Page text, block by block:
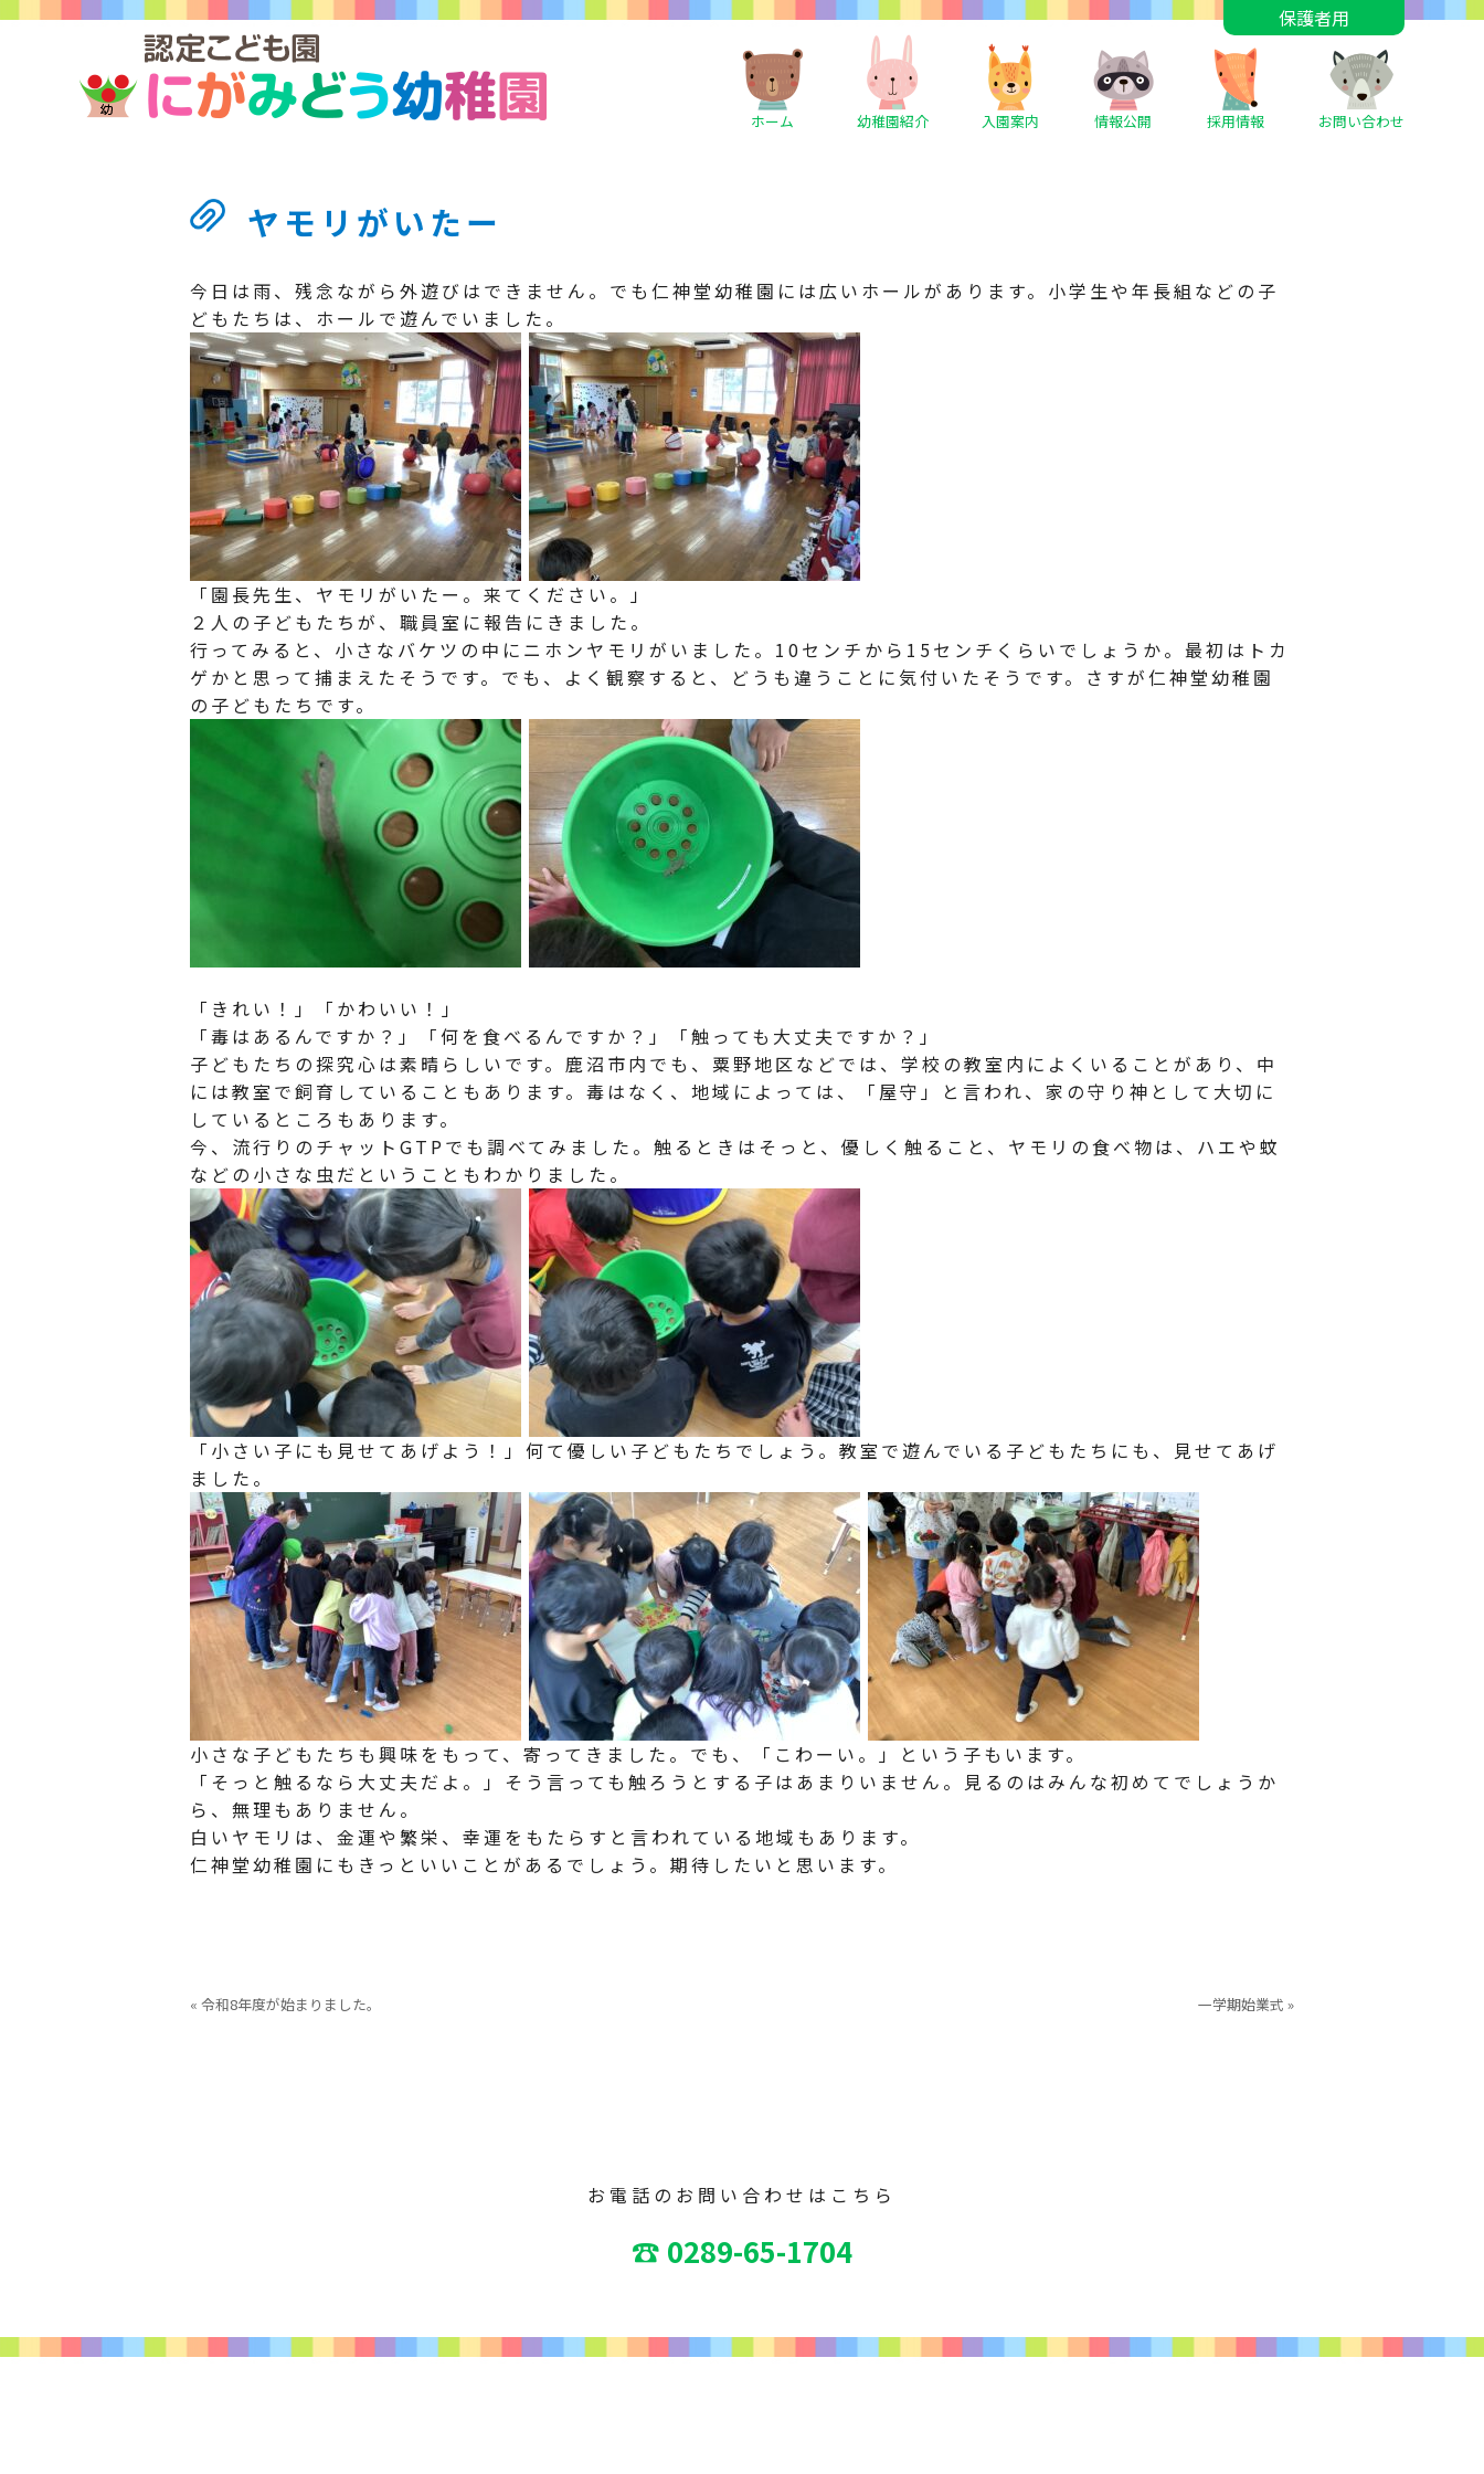
ホーム 幼稚園紹介 入園案内 情報公開 採用情報 お問い合わせ
保護者用
ヤモリがいたー
今日は雨、残念ながら外遊びはできません。でも仁神堂幼稚園には広いホールがあります。小学生や年長組などの子
どもたちは、ホールで遊んでいました。
「園長先生、ヤモリがいたー。来てください。」
２人の子どもたちが、職員室に報告にきました。
行ってみると、小さなバケツの中にニホンヤモリがいました。10センチから15センチくらいでしょうか。最初はトカ
ゲかと思って捕まえたそうです。でも、よく観察すると、どうも違うことに気付いたそうです。さすが仁神堂幼稚園
の子どもたちです。
「きれい！」「かわいい！」
「毒はあるんですか？」「何を食べるんですか？」「触っても大丈夫ですか？」
子どもたちの探究心は素晴らしいです。鹿沼市内でも、粟野地区などでは、学校の教室内によくいることがあり、中
には教室で飼育していることもあります。毒はなく、地域によっては、「屋守」と言われ、家の守り神として大切に
しているところもあります。
今、流行りのチャットGTPでも調べてみました。触るときはそっと、優しく触ること、ヤモリの食べ物は、ハエや蚊
などの小さな虫だということもわかりました。
「小さい子にも見せてあげよう！」何て優しい子どもたちでしょう。教室で遊んでいる子どもたちにも、見せてあげ
ました。
小さな子どもたちも興味をもって、寄ってきました。でも、「こわーい。」という子もいます。
「そっと触るなら大丈夫だよ。」そう言っても触ろうとする子はあまりいません。見るのはみんな初めてでしょうか
ら、無理もありません。
白いヤモリは、金運や繁栄、幸運をもたらすと言われている地域もあります。
仁神堂幼稚園にもきっといいことがあるでしょう。期待したいと思います。
« 令和8年度が始まりました。 一学期始業式 »
お電話のお問い合わせはこちら
☎ 0289-65-1704